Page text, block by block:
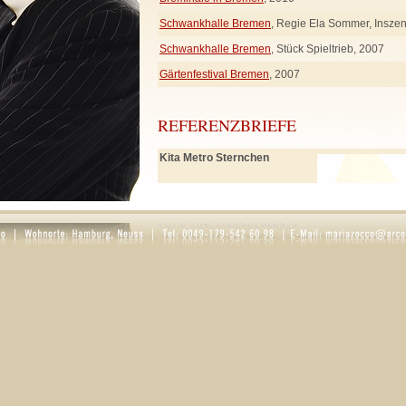
Schwankhalle Bremen, Regie Ela Sommer,
Schwankhalle Bremen, Stück Spieltrieb, 2007
Gärtenfestival Bremen, 2007
REFERENZBRIEFE
Kita Metro Sternchen